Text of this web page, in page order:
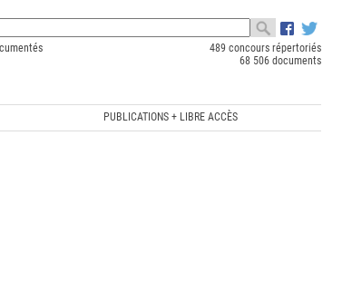
489 concours répertoriés
68 506 documents
PUBLICATIONS + LIBRE ACCÈS